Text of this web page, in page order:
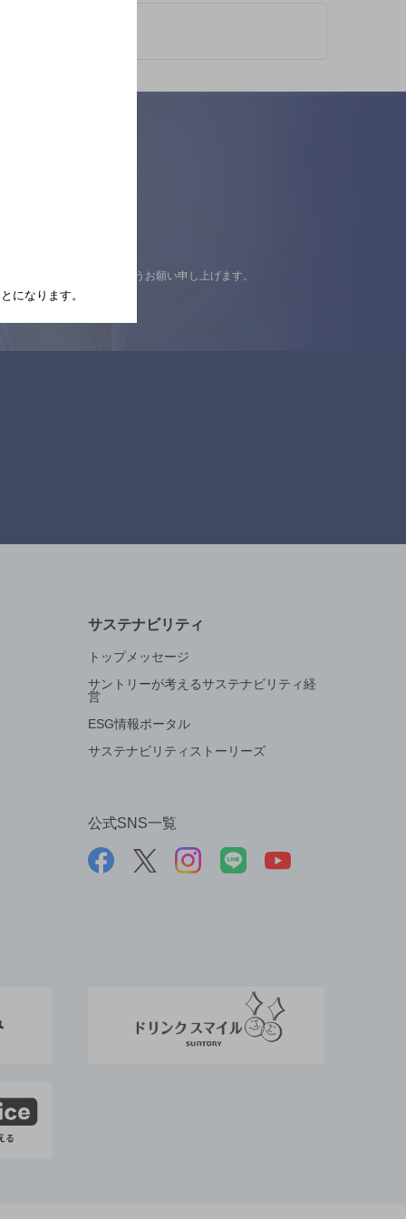
の上ご来店くださいますようお願い申し上げます。
サステナビリティ
トップメッセージ
サントリーが考えるサステナビリティ経
営
ESG情報ポータル
サステナビリティストーリーズ
公式SNS一覧
になります。